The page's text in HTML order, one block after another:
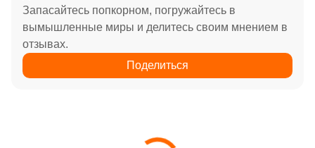
Запасайтесь попкорном, погружайтесь в
вымышленные миры и делитесь своим мнением в
отзывах.
Поделиться